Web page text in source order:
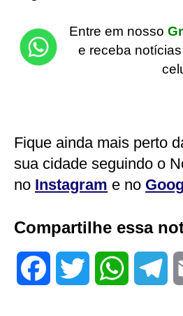
Entre em nosso
e receba
Fique ainda mais perto
sua cidade seguindo o
no Instagram e no
Compartilhe essa